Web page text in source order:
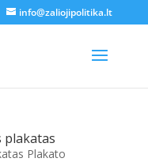
info@zaliojipolitika.lt
plakatas
Plakato